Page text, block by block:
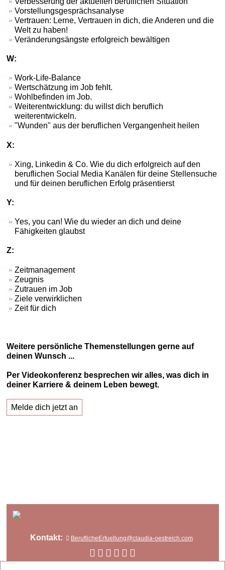
Vorstellungsgesprächsanalyse
Vertrauen: Lerne, Vertrauen in dich, die Anderen und die
Welt zu haben!
Veränderungsängste erfolgreich bewältigen
W:
Work-Life-Balance
Wertschätzung im Job fehlt.
Wohlbefinden im Job.
Weiterentwicklung: du willst dich beruflich
weiterentwickeln.
"Wunden" aus der beruflichen Vergangenheit heilen
X:
Xing, Linkedin & Co. Wie du dich erfolgreich auf den
beruflichen Social Media Kanälen für deine Stellensuche
und für deinen beruflichen Erfolg präsentierst
Y:
Yes, you can! Wie du wieder an dich und deine
Fähigkeiten glaubst
Z:
Zeitmanagement
Zeugnis
Zutrauen im Job
Ziele verwirklichen
Zeit für dich
Weitere persönliche Themenstellungen gerne auf
deinen Wunsch ...
Per Videokonferenz besprechen wir alles, was dich in
deiner Karriere & deinem Leben bewegt.
Melde dich jetzt an
Kontakt: BeruflicheErfuellung@claudia-oestreich.com